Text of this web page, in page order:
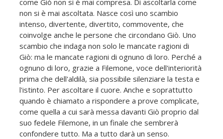
non si è mai ascoltata. Nasce così uno scambio
intenso, divertente, divertito, commovente, che
coinvolge anche le persone che circondano Giò. Uno
scambio che indaga non solo le mancate ragioni di
Giò: ma le mancate ragioni di ognuno di loro. Perché a
ognuno di loro, grazie a Filemone, voce dell'interiorità
prima che dell'aldilà, sia possibile silenziare la testa e
l'istinto. Per ascoltare il cuore. Anche e soprattutto
quando è chiamato a rispondere a prove complicate,
come quella a cui sarà messa davanti Giò proprio dal
suo fedele Filemone, in un finale che sembrerà
confondere tutto. Ma a tutto darà un senso.